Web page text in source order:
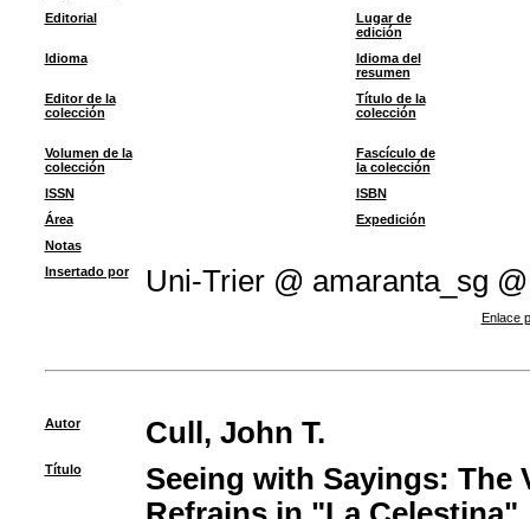
Editorial
Lugar de
edición
Idioma
Idioma del
resumen
Editor de la
colección
Título de la
colección
Volumen de la
colección
Fascículo de
la colección
ISSN
ISBN
Área
Expedición
Notas
Insertado por
Uni-Trier @ amaranta_sg @
Enlace
Autor Cull, John T.
Título
Seeing with Sayings: The